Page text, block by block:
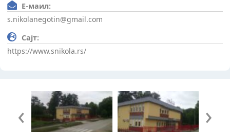
Е-маил:
s.nikolanegotin@gmail.com
Сајт:
https://www.snikola.rs/
‹ ›